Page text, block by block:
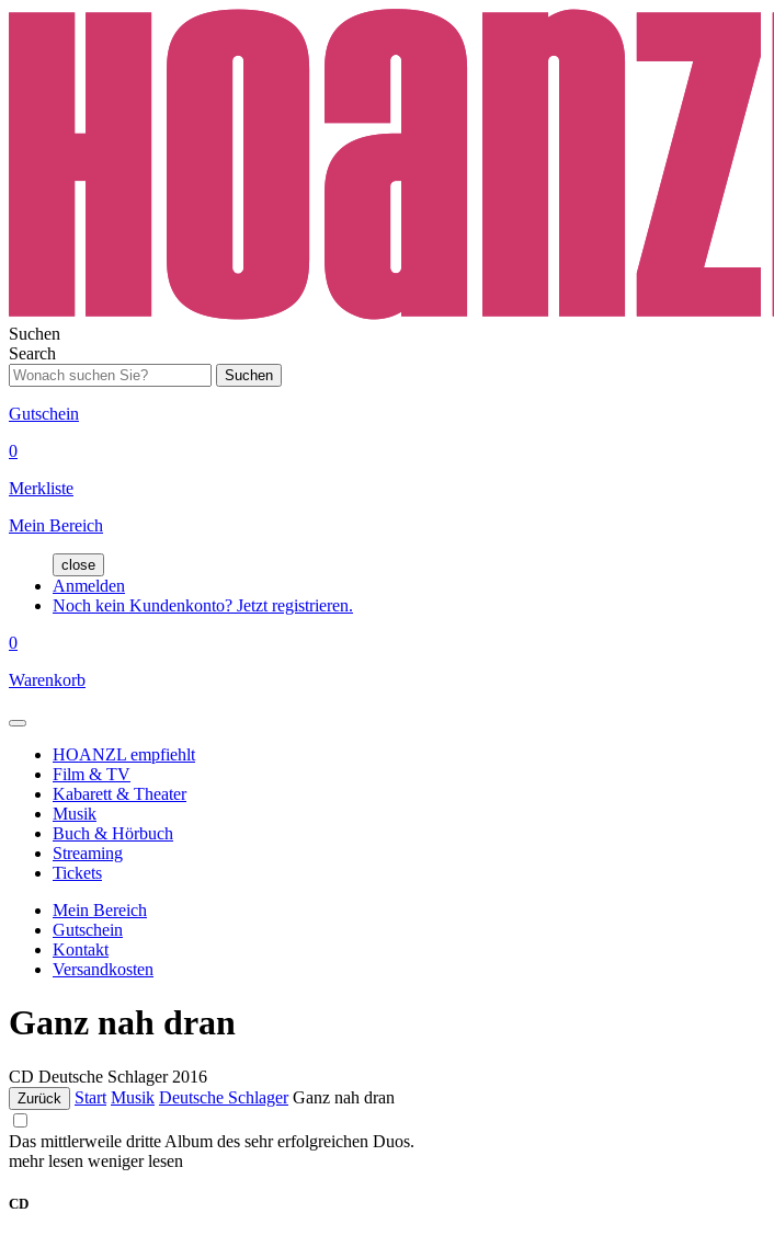
Suchen
Search
Suchen
Gutschein
0
Merkliste
Mein Bereich
close
Anmelden
Noch kein Kundenkonto? Jetzt registrieren.
0
Warenkorb
HOANZL empfiehlt
Film & TV
Kabarett & Theater
Musik
Buch & Hörbuch
Streaming
Tickets
Mein Bereich
Gutschein
Kontakt
Versandkosten
Ganz nah dran
CD Deutsche Schlager 2016
Zurück Start Musik Deutsche Schlager Ganz nah dran
Das mittlerweile dritte Album des sehr erfolgreichen Duos.
mehr lesen weniger lesen
CD